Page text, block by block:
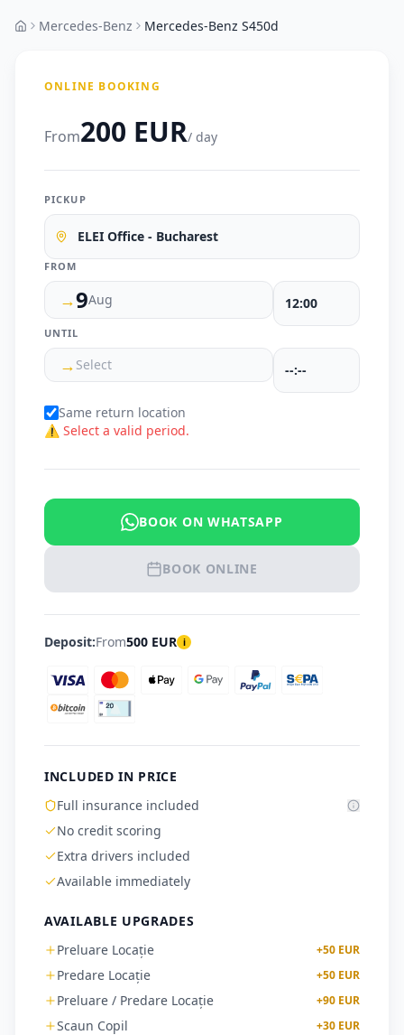
Mercedes-Benz Mercedes-Benz S450d
ONLINE BOOKING
From200 EUR/ day
PICKUP
ELEI Office - Bucharest
FROM
→9Aug
UNTIL
→ Select
Same return location
⚠ Select a valid period.
BOOK ON WHATSAPP
BOOK ONLINE
Deposit:From500 EUR i
INCLUDED IN PRICE
Full insurance included
No credit scoring
Extra drivers included
Available immediately
AVAILABLE UPGRADES
Preluare Locație
+50 EUR
Predare Locație +50 EUR
Preluare / Predare Locație +90 EUR
Scaun Copil +30 EUR